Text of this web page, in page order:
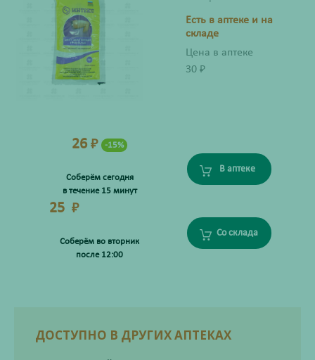
Есть в аптеке и на
складе
Цена в аптеке
30 ₽
26 ₽ -15%
Соберём сегодня
в течение 15 минут
В аптеке
25 ₽
Соберём во вторник
после 12:00
Со склада
ДОСТУПНО В ДРУГИХ АПТЕКАХ